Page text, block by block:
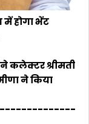
में होगा भेंट
कलेक्टर श्रीमती
ने किया